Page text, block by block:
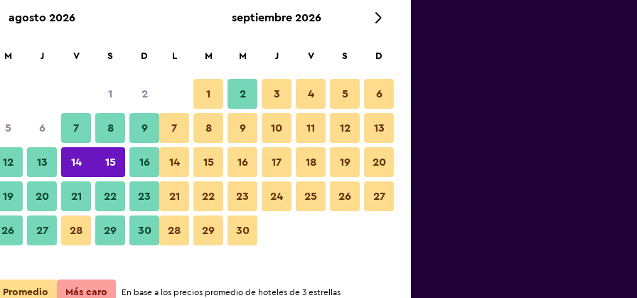
Ver precios
-
Ver precios
agosto 2026
M J V S D
1 2
5 6 7 8 9
12 13 14 15 16
19 20 21 22 23
26 27 28 29 30
septiembre 2026
L M M J V S D
1 2 3 4 5 6
7 8 9 10 11 12 13
14 15 16 17 18 19 20
21 22 23 24 25 26 27
28 29 30
Promedio Más caro En base a los precios promedio de hoteles de 3 estrellas